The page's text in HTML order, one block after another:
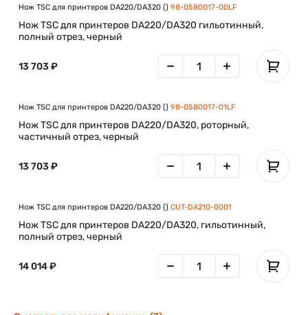
Нож TSC для принтеров DA220/DA320 () 98-0580017-00LF
Нож TSC для принтеров DA220/DA320 гильотинный,
полный отрез, черный
13 703 ₽
Нож TSC для принтеров DA220/DA320 () 98-0580017-01LF
Нож TSC для принтеров DA220/DA320, роторный,
частичный отрез, черный
13 703 ₽
Нож TSC для принтеров DA220/DA320 () CUT-DA210-0001
Нож TSC для принтеров DA220/DA320, гильотинный,
полный отрез, черный
14 014 ₽